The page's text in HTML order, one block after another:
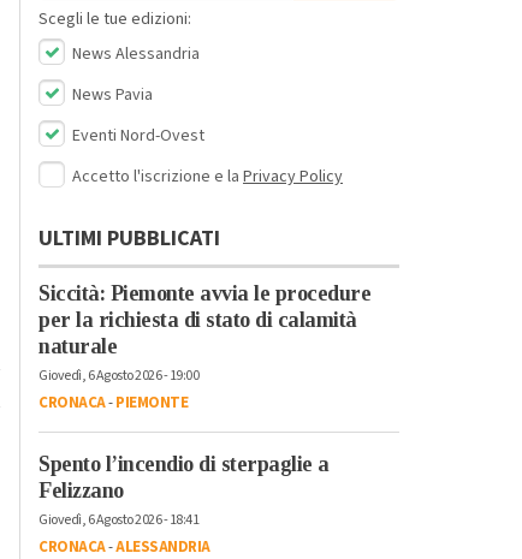
Scegli le tue edizioni:
News Alessandria
News Pavia
Eventi Nord-Ovest
Accetto l'iscrizione e la Privacy Policy
ULTIMI PUBBLICATI
Siccità: Piemonte avvia le procedure
per la richiesta di stato di calamità
naturale
Giovedì, 6 Agosto 2026 - 19:00
CRONACA-PIEMONTE
Spento l’incendio di sterpaglie a
Felizzano
Giovedì, 6 Agosto 2026 - 18:41
CRONACA-ALESSANDRIA